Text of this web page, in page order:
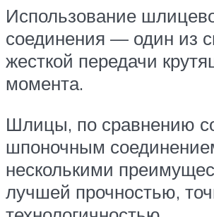
Использование
соединения — один из
жесткой передачи
момента.
Шлицы, по сравнению
шпоночным
несколькими
лучшей прочностью,